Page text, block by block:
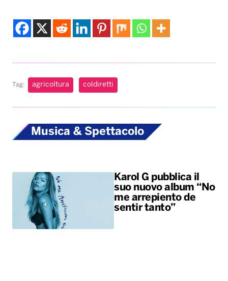
Tag: agricoltura coldiretti
Musica & Spettacolo
Karol G pubblica il
suo nuovo album “No
me arrepiento de
sentir tanto”